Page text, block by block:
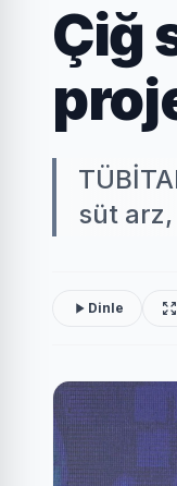
Çiğ
süt
Dinle